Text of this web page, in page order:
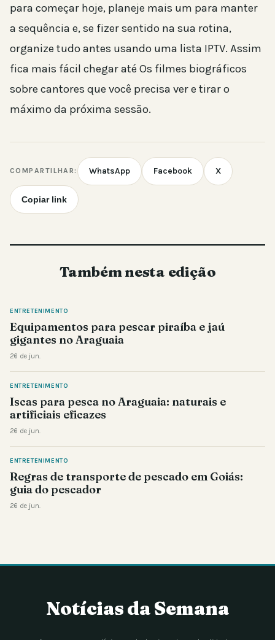
para começar hoje, planeje mais um para manter
a sequência e, se fizer sentido na sua rotina,
organize tudo antes usando uma lista IPTV. Assim
fica mais fácil chegar até Os filmes biográficos
sobre cantores que você precisa ver e tirar o
máximo da próxima sessão.
COMPARTILHAR: WhatsApp Facebook X
Copiar link
Também nesta edição
ENTRETENIMENTO
Equipamentos para pescar piraíba e jaú
gigantes no Araguaia
26 de jun.
ENTRETENIMENTO
Iscas para pesca no Araguaia: naturais e
artificiais eficazes
26 de jun.
ENTRETENIMENTO
Regras de transporte de pescado em Goiás:
guia do pescador
26 de jun.
Notícias da Semana